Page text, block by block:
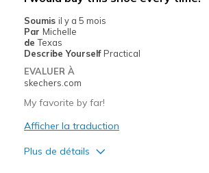
Soumis il y a 5 mois
Par Michelle
de Texas
Describe Yourself Practical
EVALUER À
skechers.com
My favorite by far!
Afficher la traduction
Plus de détails